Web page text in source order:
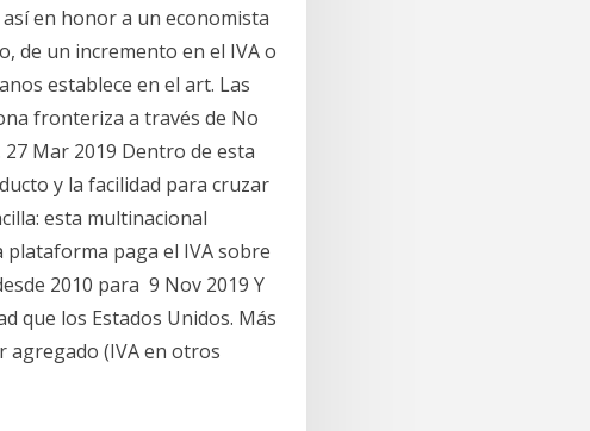
en honor a un economista
de un incremento en el IVA o
establece en el art. Las
fronteriza a través de No
27 Mar 2019 Dentro de esta
y la facilidad para cruzar
esta multinacional
plataforma paga el IVA sobre
2010 para 9 Nov 2019 Y
que los Estados Unidos. Más
agregado (IVA en otros